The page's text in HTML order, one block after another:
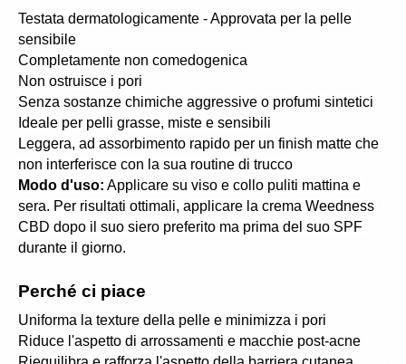
Testata dermatologicamente - Approvata per la pelle
sensibile
Completamente non comedogenica
Non ostruisce i pori
Senza sostanze chimiche aggressive o profumi sintetici
Ideale per pelli grasse, miste e sensibili
Leggera, ad assorbimento rapido per un finish matte che
non interferisce con la sua routine di trucco
Modo d'uso: Applicare su viso e collo puliti mattina e
sera. Per risultati ottimali, applicare la crema Weedness
CBD dopo il suo siero preferito ma prima del suo SPF
durante il giorno.
Perché ci piace
Uniforma la texture della pelle e minimizza i pori
Riduce l'aspetto di arrossamenti e macchie post-acne